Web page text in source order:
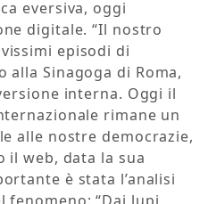
eversiva, oggi
digitale. “Il nostro
episodi di
Sinagoga di Roma,
interna. Oggi il
rimane un
alle nostre democrazie,
il web, data la sua
è stata l’analisi